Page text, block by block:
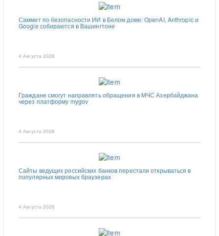
Саммит по безопасности ИИ в Белом доме: OpenAI, Anthropic и
Google собираются в Вашингтоне
4 Августа 2026
Граждане смогут направлять обращения в МЧС Азербайджана
через платформу mygov
4 Августа 2026
Сайты ведущих российских банков перестали открываться в
популярных мировых браузерах
4 Августа 2026